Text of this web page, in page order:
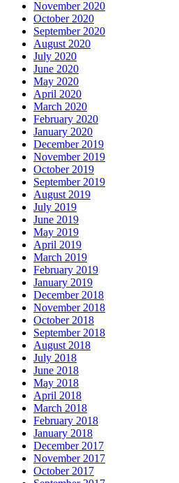
November 2020
October 2020
September 2020
August 2020
July 2020
June 2020
May 2020
April 2020
March 2020
February 2020
January 2020
December 2019
November 2019
October 2019
September 2019
August 2019
July 2019
June 2019
May 2019
April 2019
March 2019
February 2019
January 2019
December 2018
November 2018
October 2018
September 2018
August 2018
July 2018
June 2018
May 2018
April 2018
March 2018
February 2018
January 2018
December 2017
November 2017
October 2017